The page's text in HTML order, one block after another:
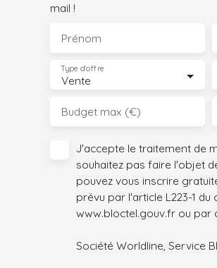
mail !
Prénom
Vente
Type d'offre
Budget max (€)
J'accepte le traitement de
souhaitez pas faire l'objet
pouvez vous inscrire
prévu par l'article L223-1
www.bloctel.gouv.fr ou par
Société Worldline, Service